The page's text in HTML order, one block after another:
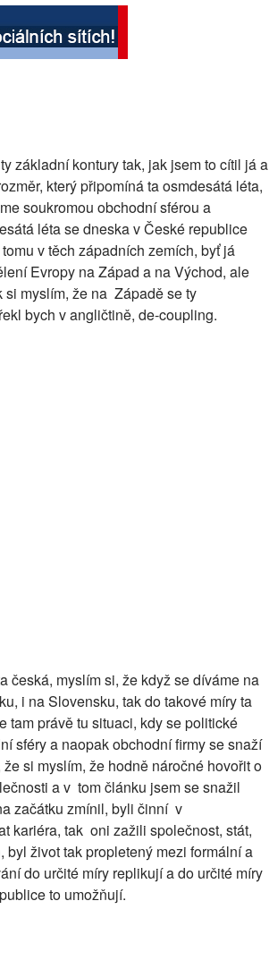
základní kontury tak, jak jsem to cítil já a
který připomíná ta osmdesátá léta,
soukromou obchodní sférou a
léta se dneska v České republice
v těch západních zemích, byť já
Evropy na Západ a na Východ, ale
si myslím, že na Západě se ty
bych v angličtině, de-coupling.
česká, myslím si, že když se díváme na
i na Slovensku, tak do takové míry ta
tam právě tu situaci, kdy se politické
sféry a naopak obchodní firmy se snaží
si myslím, že hodně náročné hovořit o
a v tom článku jsem se snažil
začátku zmínil, byli činní v
kariéra, tak oni zažili společnost, stát,
život tak propletený mezi formální a
do určité míry replikují a do určité míry
to umožňují.